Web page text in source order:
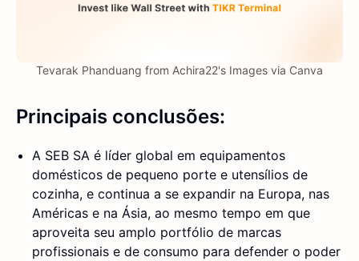
Tevarak Phanduang from Achira22's Images via Canva
Principais conclusões:
A SEB SA é líder global em equipamentos
domésticos de pequeno porte e utensílios de
cozinha, e continua a se expandir na Europa, nas
Américas e na Ásia, ao mesmo tempo em que
aproveita seu amplo portfólio de marcas
profissionais e de consumo para defender o poder